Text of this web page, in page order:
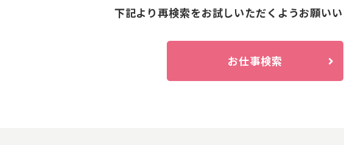
下記より再検索をお試しいただくようお願いい
お仕事検索